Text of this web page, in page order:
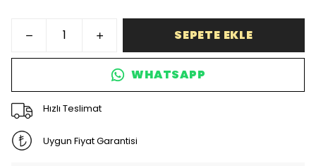
SEPETE EKLE
WHATSAPP
Hızlı Teslimat
Uygun Fiyat Garantisi